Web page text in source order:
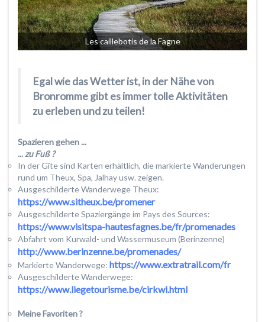
Les caillebotis de la Fagne
Egal wie das Wetter ist, in der Nähe von
Bronromme gibt es immer tolle Aktivitäten
zu erleben und zu teilen!
Spazieren gehen ...
... zu Fuß ?
In der Gîte sind Karten erhältlich, die markierte Wanderungen
rund um Theux, Spa, Jalhay usw. zeigen.
Ausgeschilderte Wanderwege Theux:
https://www.sitheux.be/promener
Ausgeschilderte Spaziergänge im Pays des Sources:
https://www.visitspa-hautesfagnes.be/fr/promenades
Abfahrt vom Kurwald- und Wassermuseum (Berinzenne)
http://www.berinzenne.be/promenades/
Markierte Wanderwege: https://www.extratrail.com/fr
Ausgeschilderte Wanderwege:
https://www.liegetourisme.be/cirkwi.html
Meine Favoriten ?